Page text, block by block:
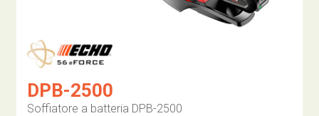
DPB-2500
Soffiatore a batteria DPB-2500